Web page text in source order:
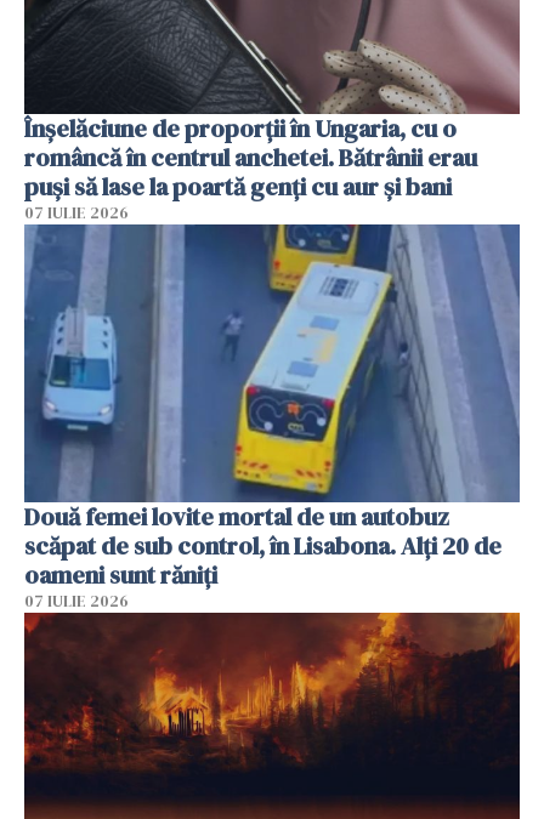
Înșelăciune de proporții în Ungaria, cu o
româncă în centrul anchetei. Bătrânii erau
puși să lase la poartă genți cu aur și bani
07 IULIE 2026
Două femei lovite mortal de un autobuz
scăpat de sub control, în Lisabona. Alți 20 de
oameni sunt răniți
07 IULIE 2026